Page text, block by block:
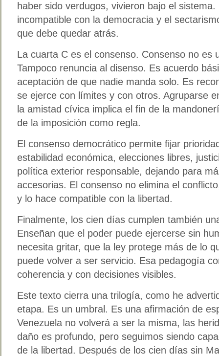
haber sido verdugos, vivieron bajo el
incompatible con la democracia y el
que debe quedar atrás.
La cuarta C es el consenso. Consenso no es
Tampoco renuncia al disenso. Es acuerdo
aceptación de que nadie manda solo. Es
se ejerce con límites y con otros. Agruparse
la amistad cívica implica el fin de la
de la imposición como regla.
El consenso democrático permite fijar
estabilidad económica, elecciones libres,
política exterior responsable, dejando para
accesorias. El consenso no elimina el
y lo hace compatible con la libertad.
Finalmente, los cien días cumplen también
Enseñan que el poder puede ejercerse sin
necesita gritar, que la ley protege más de lo
puede volver a ser servicio. Esa pedagogía
coherencia y con decisiones visibles.
Este texto cierra una trilogía, como he
etapa. Es un umbral. Es una afirmación de
Venezuela no volverá a ser la misma, las
daño es profundo, pero seguimos siendo
de la libertad. Después de los cien días sin